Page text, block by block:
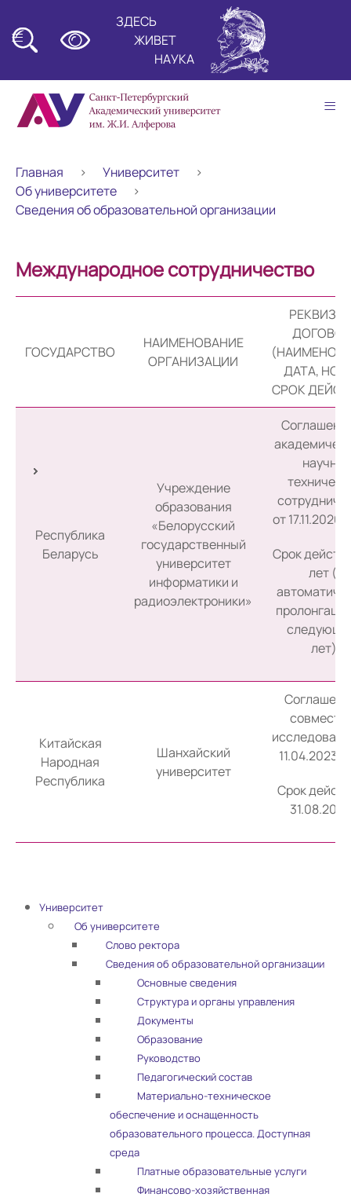
ЗДЕСЬ
ЖИВЕТ
НАУКА
Главная
Университет
Об университете
Сведения об образовательной организации
Международное сотрудничество
ГОСУДАРСТВО
НАИМЕНОВАНИЕ
ОРГАНИЗАЦИИ
ДАТА,
СРОК
Республика
Беларусь
Учреждение
образования
«Белорусский
государственный
университет
информатики и
радиоэлектроники»
научно-
от
Срок
лет (с
лет).
Китайская
Народная
Республика
Шанхайский
университет
11.04.2023
Срок
Университет
Об университете
Слово ректора
Сведения об образовательной организации
Основные сведения
Структура и органы управления
Документы
Образование
Руководство
Педагогический состав
Материально-техническое
обеспечение и оснащенность
образовательного процесса. Доступная
среда
Платные образовательные услуги
Финансово-хозяйственная
≡
≡